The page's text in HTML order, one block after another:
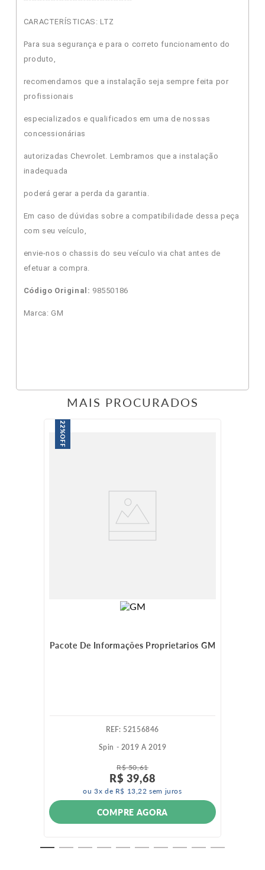
CARACTERÍSTICAS: LTZ
Para sua segurança e para o correto funcionamento do
produto,
recomendamos que a instalação seja sempre feita por
profissionais
especializados e qualificados em uma de nossas
concessionárias
autorizadas Chevrolet. Lembramos que a instalação
inadequada
poderá gerar a perda da garantia.
Em caso de dúvidas sobre a compatibilidade dessa peça
com seu veículo,
envie-nos o chassis do seu veículo via chat antes de
efetuar a compra.
Código Original: 98550186
Marca: GM
MAIS PROCURADOS
22%
OFF
Pacote De Informações Proprietarios GM
: 52156846
Spin - 2019 A 2019
R$ 50,61
R$ 39,68
ou3x de R$ 13,22 sem juros
COMPRE AGORA